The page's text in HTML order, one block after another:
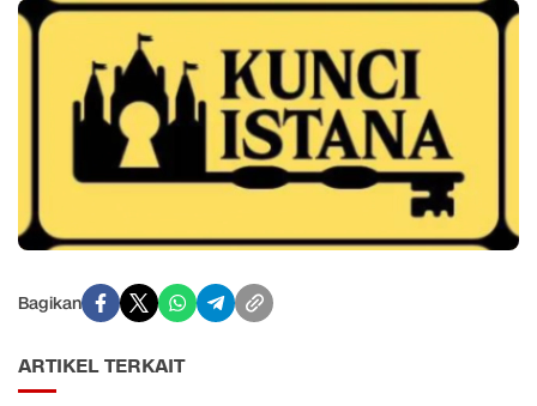
Bagikan
ARTIKEL TERKAIT